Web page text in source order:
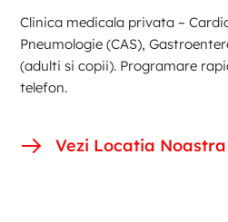
Clinica medicala privata –
Pneumologie (CAS),
(adulti si copii). Programare
telefon.
Vezi Locatia Noastra